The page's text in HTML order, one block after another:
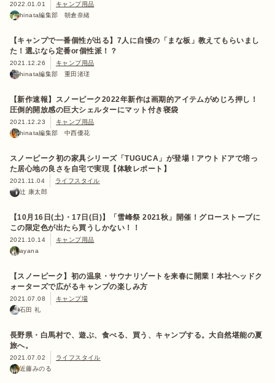
2022.01.01
キャンプ用品
hinata編集部 朝倉奈緒
【キャンプで一番個性が出る】7人に自慢の「まな板」教えてもらいまし
た！選ぶなら定番or個性派！？
2021.12.26
キャンプ用品
hinata編集部 重田渚瑳
【新作速報】スノーピーク2022年新作は画期的アイテムがめじろ押し！
圧倒的開放感の巨大シェルターにマット付き寝袋
2021.12.23
キャンプ用品
hinata編集部 中西優花
スノーピーク初の家具シリーズ「TUGUCA」が登場！アウトドアで培っ
た居心地の良さを自宅で実現【体験レポート】
2021.11.04
ライフスタイル
辻 康太郎
【10月16日(土)・17日(日)】「雪峰祭 2021秋」開催！グローストーブに
この限定色が出たら買うしかない！！
2021.10.14
キャンプ用品
ayana
【スノーピーク】初の温泉・サウナリゾートを来春に開業！本社ヘッドク
ォーターズで広がるキャンプの楽しみ方
2021.07.08
キャンプ場
石田 礼
長野県・白馬村で、遊ぶ、食べる、買う、キャンプする。大自然堪能の夏
旅へ。
2021.07.02
ライフスタイル
近藤みのる